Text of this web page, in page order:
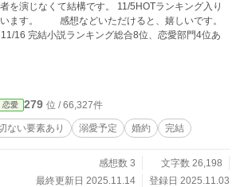
結構です。 11/5HOTランキング入り
います。 感想などいただけると、嬉しいです。
16 完結小説ランキング総合8位、恋愛部門4位あ
恋愛 279 位 / 66,327件
ない要素あり 溺愛予定 婚約 完結
感想数 3
文字数 26,198
最終更新日 2025.11.14
登録日 2025.11.03